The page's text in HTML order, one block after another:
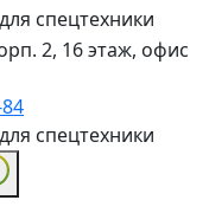
спецтехники
2, 16 этаж, офис
спецтехники